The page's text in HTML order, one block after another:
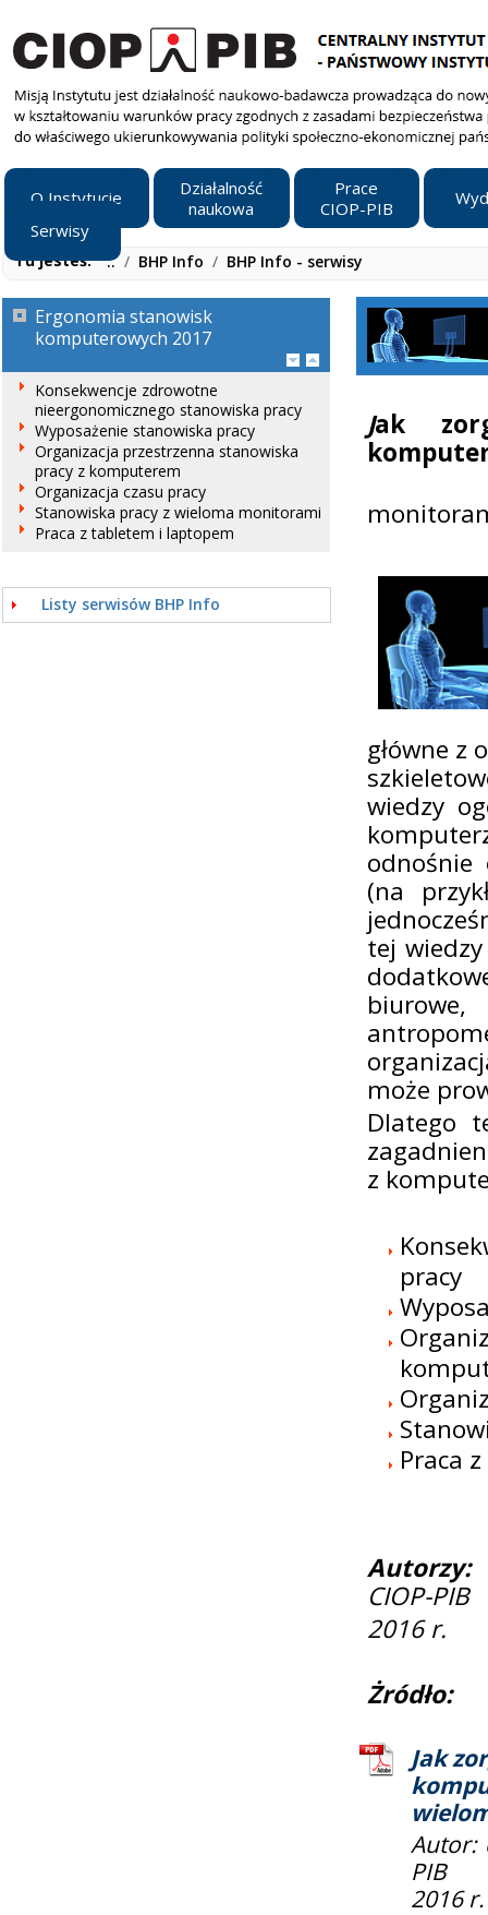
O Instytucie
Działalność
naukowa
Prace
CIOP-PIB
Serwisy
Tu jesteś: ../ BHP Info / BHP Info - serwisy
Ergonomia stanowisk
komputerowych 2017
Konsekwencje zdrowotne
nieergonomicznego stanowiska pracy
Wyposażenie stanowiska pracy
Organizacja przestrzenna stanowiska
pracy z komputerem
Organizacja czasu pracy
Stanowiska pracy z wieloma monitorami
Praca z tabletem i laptopem
Listy serwisów BHP Info
Jak
główne z
wiedzy
odnośnie
(na
tej
może
Dlatego
z
pracy
Praca
Autorzy:
CIOP-PIB
2016 r.
Żródło:
Jak
Autor:
PIB
2016 r.